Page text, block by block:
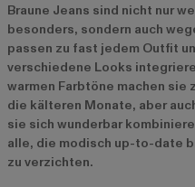
Braune Jeans sind nicht nur
besonders, sondern auch
passen zu fast jedem Outfit
verschiedene Looks
warmen Farbtöne machen
die kälteren Monate, aber
sie sich wunderbar
alle, die modisch up-to-date
zu verzichten.